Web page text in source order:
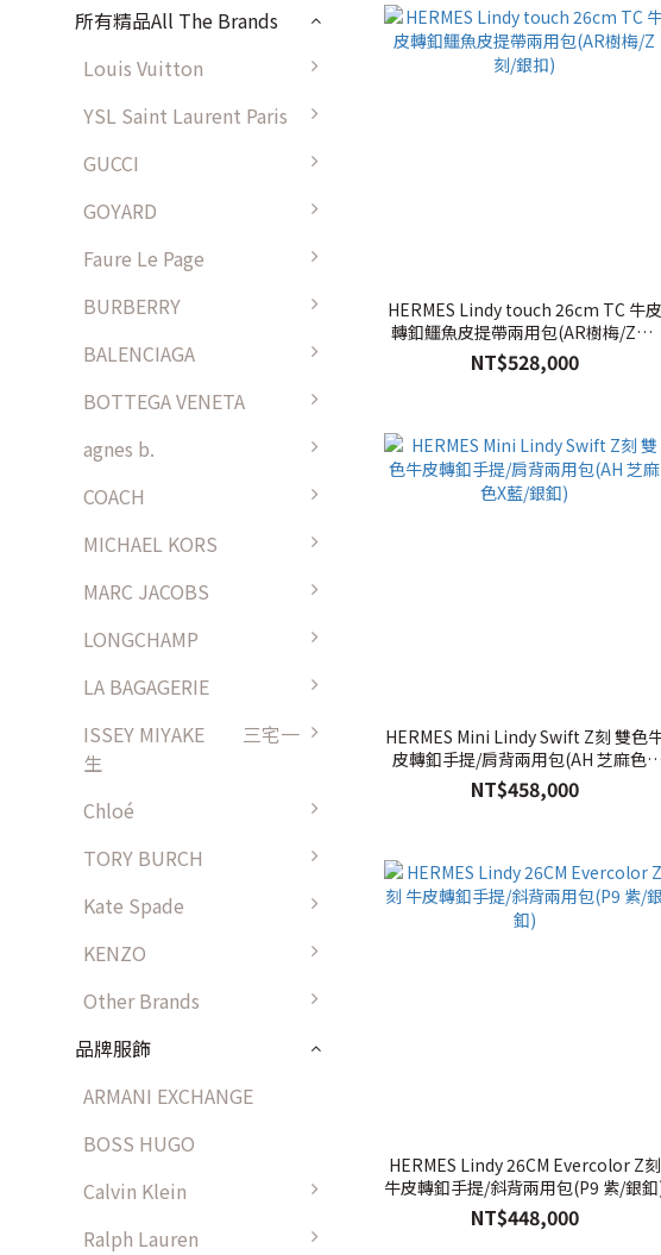
所有精品All The Brands
Louis Vuitton
YSL Saint Laurent Paris
GUCCI
GOYARD
Faure Le Page
BURBERRY
BALENCIAGA
BOTTEGA VENETA
agnes b.
COACH
MICHAEL KORS
MARC JACOBS
LONGCHAMP
LA BAGAGERIE
ISSEY MIYAKE 三宅一
生
Chloé
TORY BURCH
Kate Spade
KENZO
Other Brands
品牌服飾
ARMANI EXCHANGE
BOSS HUGO
Calvin Klein
Ralph Lauren
HERMES Lindy touch 26cm TC 牛皮
轉釦鱷魚皮提帶兩用包(AR樹梅/Z刻/
銀扣)
NT$528,000
HERMES Mini Lindy Swift Z刻 雙色牛
皮轉釦手提/肩背兩用包(AH 芝麻色X
藍/銀釦)
NT$458,000
HERMES Lindy 26CM Evercolor Z刻
牛皮轉釦手提/斜背兩用包(P9 紫/銀
NT$448,000